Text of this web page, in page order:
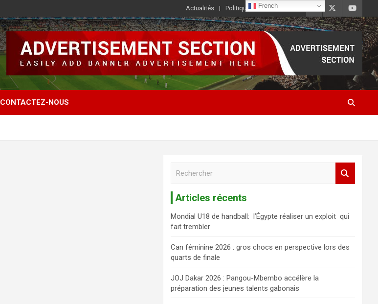
Actualités Politique de Confidentialité
CONTACTEZ-NOUS
r
c
h
e
r
Articles récents
Mondial U18 de handball: l’Égypte réaliser un exploit qui
fait trembler
Can féminine 2026 : gros chocs en perspective lors des
quarts de finale
JOJ Dakar 2026 : Pangou-Mbembo accélère la
préparation des jeunes talents gabonais
French